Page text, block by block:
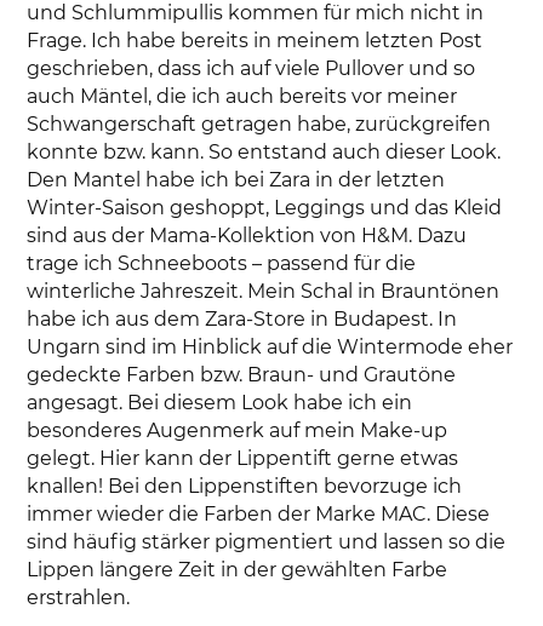
und Schlummipullis kommen für mich nicht in
Frage. Ich habe bereits in meinem letzten Post
geschrieben, dass ich auf viele Pullover und so
auch Mäntel, die ich auch bereits vor meiner
Schwangerschaft getragen habe, zurückgreifen
konnte bzw. kann. So entstand auch dieser Look.
Den Mantel habe ich bei Zara in der letzten
Winter-Saison geshoppt, Leggings und das Kleid
sind aus der Mama-Kollektion von H&M. Dazu
trage ich Schneeboots – passend für die
winterliche Jahreszeit. Mein Schal in Brauntönen
habe ich aus dem Zara-Store in Budapest. In
Ungarn sind im Hinblick auf die Wintermode eher
gedeckte Farben bzw. Braun- und Grautöne
angesagt. Bei diesem Look habe ich ein
besonderes Augenmerk auf mein Make-up
gelegt. Hier kann der Lippentift gerne etwas
knallen! Bei den Lippenstiften bevorzuge ich
immer wieder die Farben der Marke MAC. Diese
sind häufig stärker pigmentiert und lassen so die
Lippen längere Zeit in der gewählten Farbe
erstrahlen.